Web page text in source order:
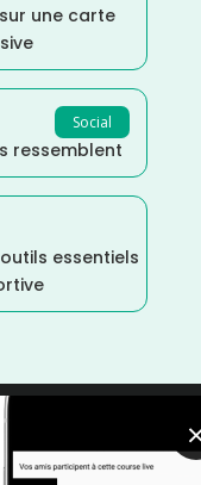
une carte
Social
ressemblent
essentiels
Distance Faible/